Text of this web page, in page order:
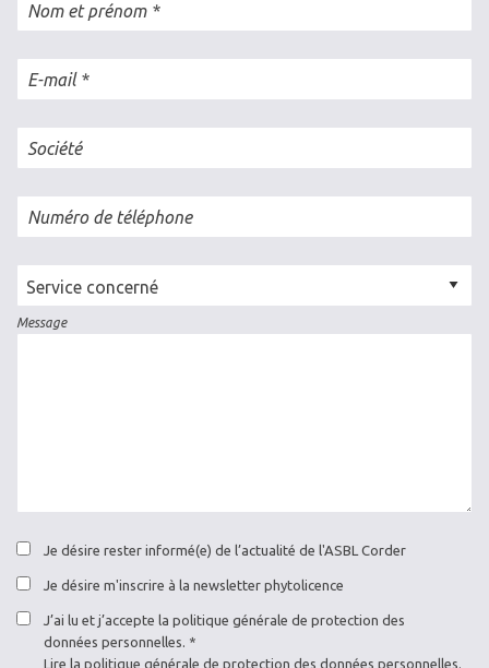
Nom et prénom
E-mail
Société
Numéro de téléphone
Cellule
concernée
Message
Je désire rester informé(e) de l’actualité de l'ASBL Corder
Je désire m'inscrire à la newsletter phytolicence
J’ai lu et j’accepte la politique générale de protection des
données personnelles.
Lire la politique générale de protection des données personnelles.